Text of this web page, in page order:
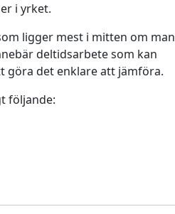
i yrket.
ligger mest i mitten om man
deltidsarbete som kan
göra det enklare att jämföra.
följande: